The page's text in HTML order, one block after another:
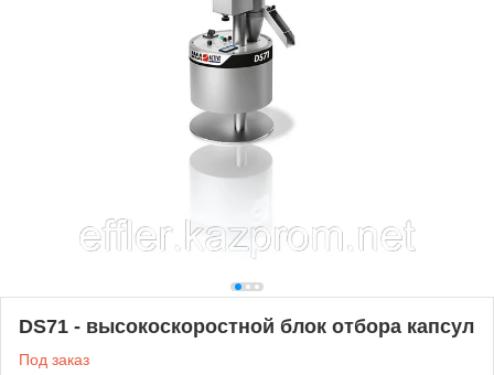
DS71 - высокоскоростной блок отбора капсул
Под заказ